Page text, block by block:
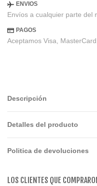
ENVIOS
Envíos a cualquier parte del
PAGOS
Aceptamos Visa,
Descripción
Detalles del producto
Politica de devoluciones
LOS CLIENTES QUE